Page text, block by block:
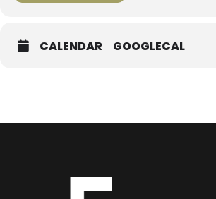
CALENDAR GOOGLECAL